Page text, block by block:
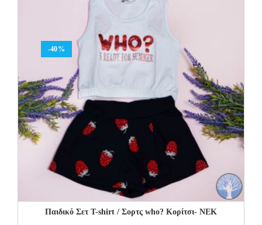
-40%
Παιδικό Σετ Τ-shirt / Σορτς who? Κορίτσι- NEK